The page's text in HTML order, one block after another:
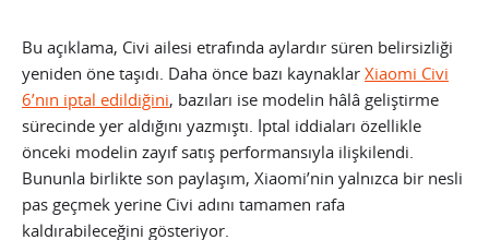
Bu açıklama, Civi ailesi etrafında aylardır süren belirsizliği
yeniden öne taşıdı. Daha önce bazı kaynaklar Xiaomi Civi
6’nın iptal edildiğini, bazıları ise modelin hâlâ geliştirme
sürecinde yer aldığını yazmıştı. İptal iddiaları özellikle
önceki modelin zayıf satış performansıyla ilişkilendi.
Bununla birlikte son paylaşım, Xiaomi’nin yalnızca bir nesli
pas geçmek yerine Civi adını tamamen rafa
kaldırabileceğini gösteriyor.